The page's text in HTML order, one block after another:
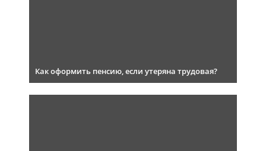
Как оформить пенсию, если утеряна трудовая?